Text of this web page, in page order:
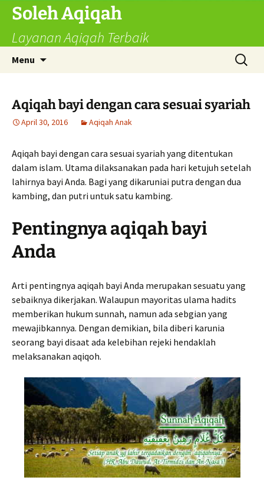
Skip
content
Soleh Aqiqah
Layanan Aqiqah Terbaik
Menu
Search
for:
Aqiqah bayi dengan cara sesuai syariah
April 30, 2016 Aqiqah Anak
Aqiqah bayi dengan cara sesuai syariah yang ditentukan
dalam islam. Utama dilaksanakan pada hari ketujuh setelah
lahirnya bayi Anda. Bagi yang dikaruniai putra dengan dua
kambing, dan putri untuk satu kambing.
Pentingnya aqiqah bayi
Anda
Arti pentingnya aqiqah bayi Anda merupakan sesuatu yang
sebaiknya dikerjakan. Walaupun mayoritas ulama hadits
memberikan hukum sunnah, namun ada sebgian yang
mewajibkannya. Dengan demikian, bila diberi karunia
seorang bayi disaat ada kelebihan rejeki hendaklah
melaksanakan aqiqoh.